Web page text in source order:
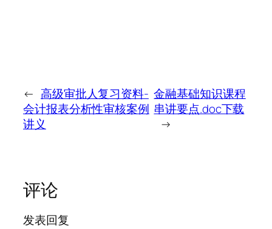
← 高级审批人复习资料-
会计报表分析性审核案例
讲义
金融基础知识课程
串讲要点.doc下载
→
评论
发表回复